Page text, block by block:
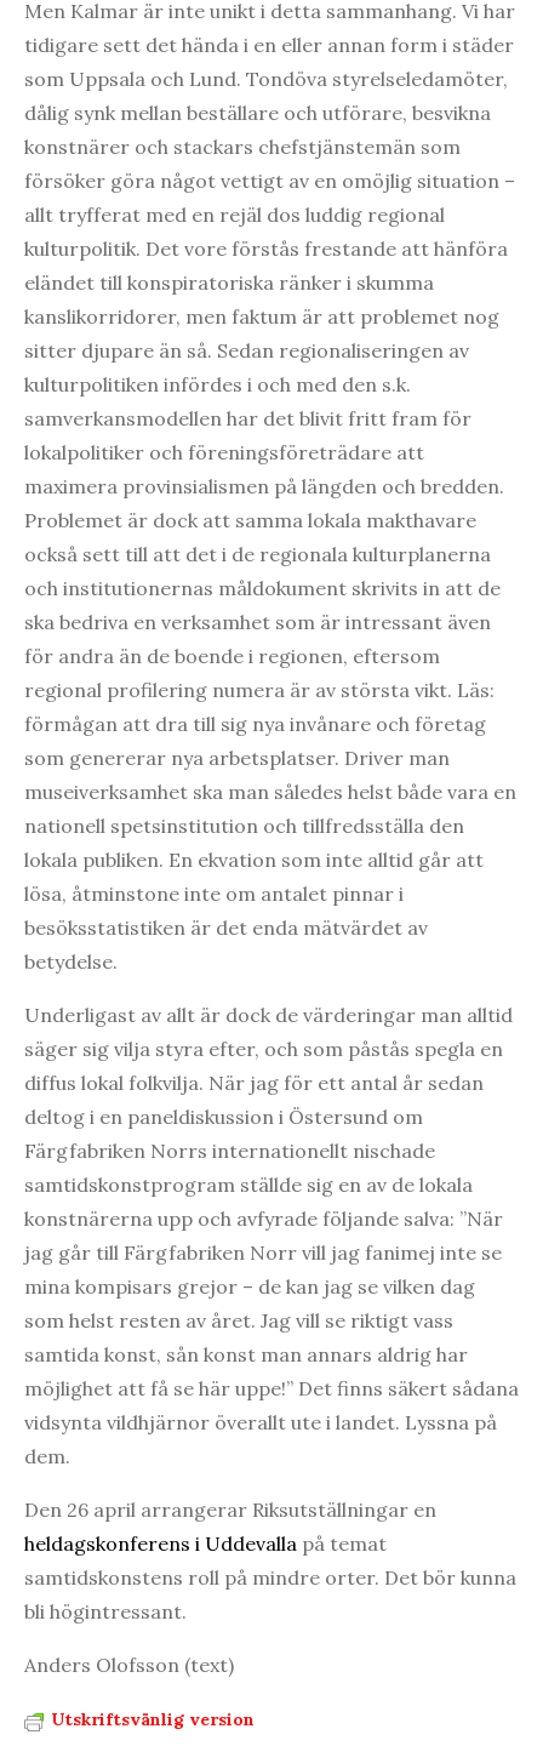
Men Kalmar är inte unikt i detta sammanhang. Vi har
tidigare sett det hända i en eller annan form i städer
som Uppsala och Lund. Tondöva styrelseledamöter,
dålig synk mellan beställare och utförare, besvikna
konstnärer och stackars chefstjänstemän som
försöker göra något vettigt av en omöjlig situation –
allt tryfferat med en rejäl dos luddig regional
kulturpolitik. Det vore förstås frestande att hänföra
eländet till konspiratoriska ränker i skumma
kanslikorridorer, men faktum är att problemet nog
sitter djupare än så. Sedan regionaliseringen av
kulturpolitiken infördes i och med den s.k.
samverkansmodellen har det blivit fritt fram för
lokalpolitiker och föreningsföreträdare att
maximera provinsialismen på längden och bredden.
Problemet är dock att samma lokala makthavare
också sett till att det i de regionala kulturplanerna
och institutionernas måldokument skrivits in att de
ska bedriva en verksamhet som är intressant även
för andra än de boende i regionen, eftersom
regional profilering numera är av största vikt. Läs:
förmågan att dra till sig nya invånare och företag
som genererar nya arbetsplatser. Driver man
museiverksamhet ska man således helst både vara en
nationell spetsinstitution och tillfredsställa den
lokala publiken. En ekvation som inte alltid går att
lösa, åtminstone inte om antalet pinnar i
besöksstatistiken är det enda mätvärdet av
betydelse.
Underligast av allt är dock de värderingar man alltid
säger sig vilja styra efter, och som påstås spegla en
diffus lokal folkvilja. När jag för ett antal år sedan
deltog i en paneldiskussion i Östersund om
Färgfabriken Norrs internationellt nischade
samtidskonstprogram ställde sig en av de lokala
konstnärerna upp och avfyrade följande salva: ”När
jag går till Färgfabriken Norr vill jag fanimej inte se
mina kompisars grejor – de kan jag se vilken dag
som helst resten av året. Jag vill se riktigt vass
samtida konst, sån konst man annars aldrig har
möjlighet att få se här uppe!” Det finns säkert sådana
vidsynta vildhjärnor överallt ute i landet. Lyssna på
dem.
Den 26 april arrangerar Riksutställningar en
heldagskonferens i Uddevalla på temat
samtidskonstens roll på mindre orter. Det bör kunna
bli högintressant.
Anders Olofsson (text)
Utskriftsvänlig version